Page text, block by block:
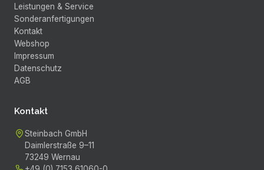
Leistungen & Service
Sonderanfertigungen
Kontakt
Webshop
Impressum
Datenschutz
AGB
Kontakt
Steinbach GmbH
Daimlerstraße 9–11
73249 Wernau